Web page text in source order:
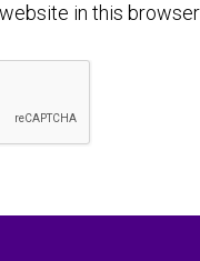
in this